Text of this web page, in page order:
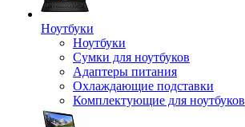
Ноутбуки
Ноутбуки
Сумки для ноутбуков
Адаптеры питания
Охлаждающие подставки
Комплектующие для ноутбуков